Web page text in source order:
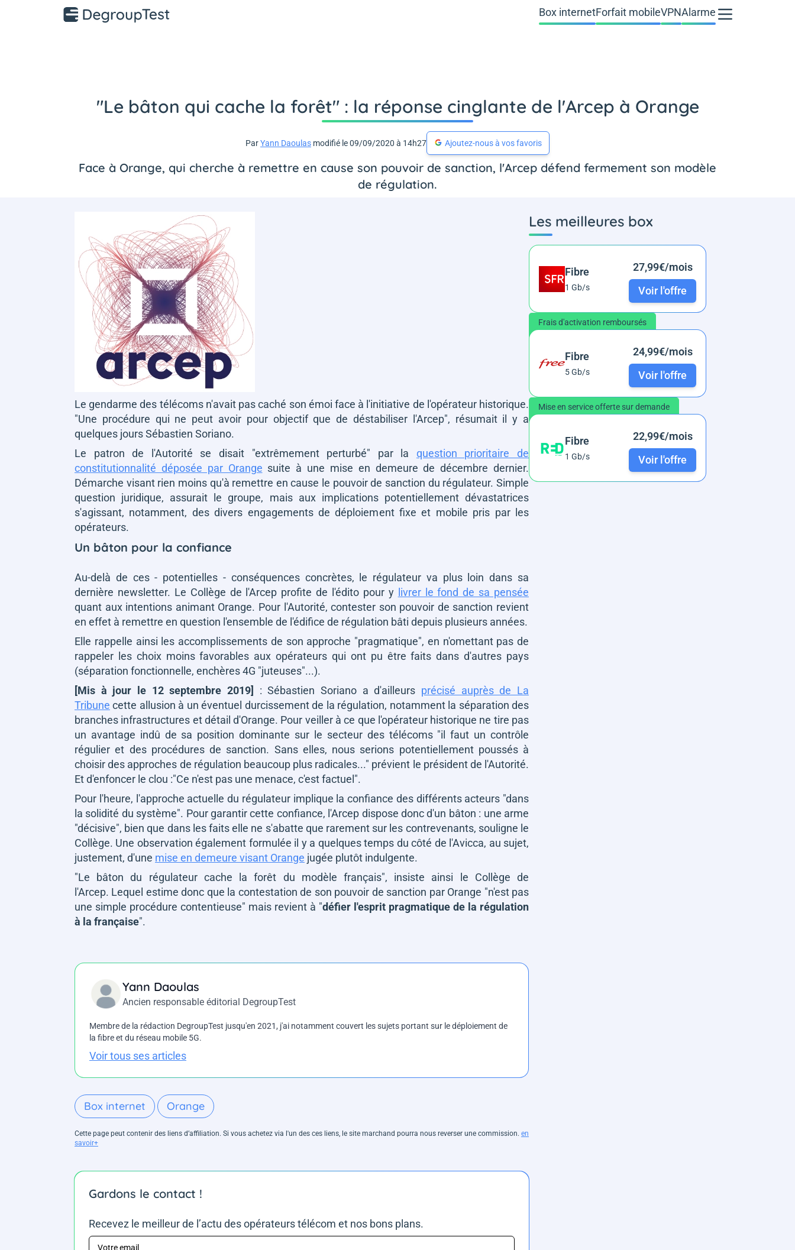
Box internetForfait mobileVPNAlarme
"Le bâton qui cache la forêt" : la réponse cinglante de l'Arcep à Orange
ParYann Daoulas modifié le 09/09/2020 à 14h27 Ajoutez-nous à vos favoris
Face à Orange, qui cherche à remettre en cause son pouvoir de sanction, l'Arcep défend fermement son modèle
de régulation.
Le gendarme des télécoms n'avait pas caché son émoi face à l'initiative de l'opérateur historique.
"Une procédure qui ne peut avoir pour objectif que de déstabiliser l'Arcep", résumait il y a
quelques jours Sébastien Soriano.
Le patron de l'Autorité se disait "extrêmement perturbé" par la question prioritaire de
constitutionnalité déposée par Orange suite à une mise en demeure de décembre dernier.
Démarche visant rien moins qu'à remettre en cause le pouvoir de sanction du régulateur. Simple
question juridique, assurait le groupe, mais aux implications potentiellement dévastatrices
s'agissant, notamment, des divers engagements de déploiement fixe et mobile pris par les
opérateurs.
Un bâton pour la confiance
Au-delà de ces - potentielles - conséquences concrètes, le régulateur va plus loin dans sa
dernière newsletter. Le Collège de l'Arcep profite de l'édito pour y livrer le fond de sa pensée
quant aux intentions animant Orange. Pour l'Autorité, contester son pouvoir de sanction revient
en effet à remettre en question l'ensemble de l'édifice de régulation bâti depuis plusieurs années.
Elle rappelle ainsi les accomplissements de son approche "pragmatique", en n'omettant pas de
rappeler les choix moins favorables aux opérateurs qui ont pu être faits dans d'autres pays
(séparation fonctionnelle, enchères 4G "juteuses"...).
[Mis à jour le 12 septembre 2019]
: Sébastien Soriano a d'ailleurs précisé auprès de La
Tribune cette allusion à un éventuel durcissement de la régulation, notamment la séparation des
branches infrastructures et détail d'Orange. Pour veiller à ce que l'opérateur historique ne tire pas
un avantage indû de sa position dominante sur le secteur des télécoms "il faut un contrôle
régulier et des procédures de sanction. Sans elles, nous serions potentiellement poussés à
choisir des approches de régulation beaucoup plus radicales..." prévient le président de l'Autorité.
Et d'enfoncer le clou :"Ce n'est pas une menace, c'est factuel".
Pour l'heure, l'approche actuelle du régulateur implique la confiance des différents acteurs "dans
la solidité du système". Pour garantir cette confiance, l'Arcep dispose donc d'un bâton : une arme
"décisive", bien que dans les faits elle ne s'abatte que rarement sur les contrevenants, souligne le
Collège. Une observation également formulée il y a quelques temps du côté de l'Avicca, au sujet,
justement, d'une mise en demeure visant Orange jugée plutôt indulgente.
"Le bâton du régulateur cache la forêt du modèle français", insiste ainsi le Collège de
l'Arcep. Lequel estime donc que la contestation de son pouvoir de sanction par Orange "n'est pas
une simple procédure contentieuse" mais revient à "défier l'esprit pragmatique de la régulation
à la française".
Yann Daoulas
Ancien responsable éditorial DegroupTest
Membre de la rédaction DegroupTest jusqu'en 2021, j'ai notamment couvert les sujets portant sur le déploiement de
la fibre et du réseau mobile 5G.
Voir tous ses articles
Box internet Orange
Cette page peut contenir des liens d’affiliation. Si vous achetez via l'un des ces liens, le site marchand pourra nous reverser une commission. en
savoir+
Gardons le contact !
Recevez le meilleur de l’actu des opérateurs télécom et nos bons plans.
Les meilleures box
Fibre
1 Gb/s
27,99€/mois
Voir l'offre
Frais d'activation remboursés
Fibre
5 Gb/s
24,99€/mois
Voir l'offre
Mise en service offerte sur demande
Fibre
1 Gb/s
22,99€/mois
Voir l'offre